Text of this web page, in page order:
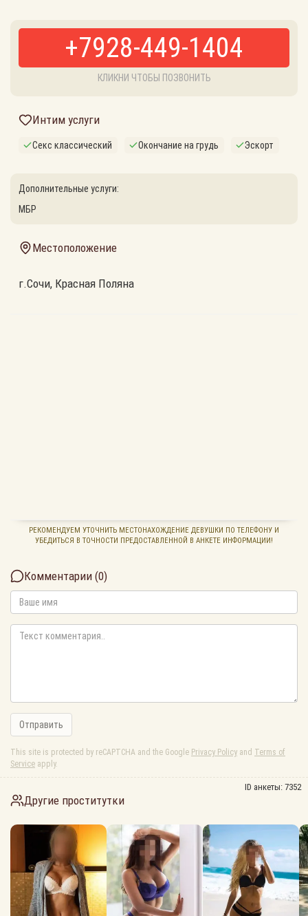
+7928-449-1404
КЛИКНИ ЧТОБЫ ПОЗВОНИТЬ
Интим услуги
Секс классический Окончание на грудь Эскорт
Дополнительные услуги:
МБР
Местоположение
г.Сочи, Красная Поляна
РЕКОМЕНДУЕМ УТОЧНИТЬ МЕСТОНАХОЖДЕНИЕ ДЕВУШКИ ПО ТЕЛЕФОНУ И
УБЕДИТЬСЯ В ТОЧНОСТИ ПРЕДОСТАВЛЕННОЙ В АНКЕТЕ ИНФОРМАЦИИ!
Комментарии (0)
Отправить
This site is protected by reCAPTCHA and the Google Privacy Policy and Terms of
Service apply.
ID анкеты: 7352
Другие проститутки